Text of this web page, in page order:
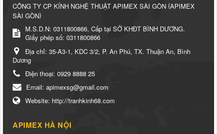
CÔNG TY CP KÍNH NGHỆ THUẬT APIMEX SÀI GÒN (APIMEX
SÀI GÒN)
M.S.D.N: 0311800866, Cấp tại SỞ KHĐT BÌNH DƯƠNG.
Giấy phép số: 0311800866
Địa chỉ: 35-A3-1, KDC 3/2, P. An Phú, TX. Thuận An, Bình
Dương
Điện thoại: 0929 8888 25
Email: apimexsg@gmail.com
Website: http://tranhkinh68.com
APIMEX HÀ NỘI